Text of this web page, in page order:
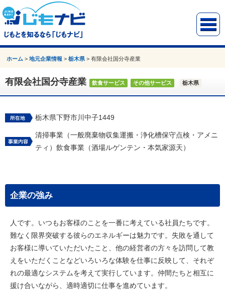
ホーム >地元企業情報 >栃木県 >有限会社国分寺産業
有限会社国分寺産業 飲食サービス その他サービス 栃木県
栃木県下野市川中子1449
清掃事業（一般廃棄物収集運搬・浄化槽保守点検・アメニ
ティ）飲食事業（酒場ルゲンテン・本気家源天）
企業の強み
人です。いつもお客様のことを一番に考えている社員たちです。
難なく限界突破する彼らのエネルギーは魅力です。失敗を通して
お客様に導いていただいたこと、他の経営者の方々を訪問して教
えをいただくことなどいろいろな体験を仕事に反映して、それぞ
れの最適なシステムを考えて実行しています。仲間たちと相互に
援け合いながら、適時適切に仕事を進めています。